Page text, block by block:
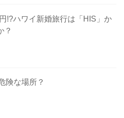
!?ハワイ新婚旅行は「HIS」か
？
険な場所？